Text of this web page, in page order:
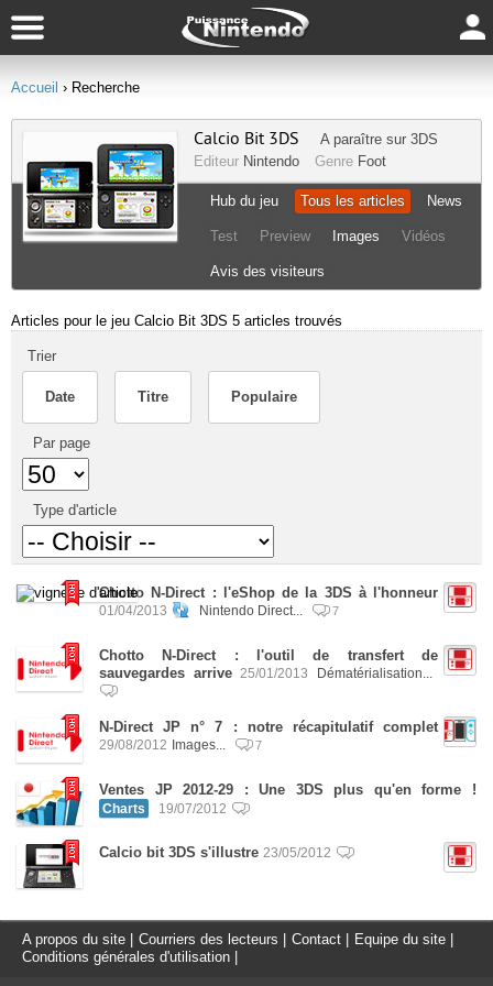
Accueil › Recherche
Calcio Bit 3DS A paraître sur 3DS
Editeur Nintendo Genre Foot
Hub du jeu Tous les articles News
Test Preview Images Vidéos
Avis des visiteurs
Articles pour le jeu Calcio Bit 3DS 5 articles trouvés
Trier
Date Titre Populaire
Par page
Type d'article
Chotto N-Direct : l'eShop de la 3DS à l'honneur
01/04/2013 Nintendo Direct... 7
Chotto N-Direct : l'outil de transfert de
sauvegardes arrive
25/01/2013 Dématérialisation...
N-Direct JP n° 7 : notre récapitulatif complet
29/08/2012 Images... 7
Ventes JP 2012-29 : Une 3DS plus qu'en forme !
Charts 19/07/2012
Calcio bit 3DS s'illustre 23/05/2012
A propos du site Courriers des lecteurs Contact Equipe du site
Conditions générales d'utilisation